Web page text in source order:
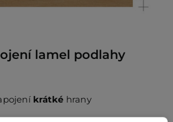
lamel podlahy
krátké hrany